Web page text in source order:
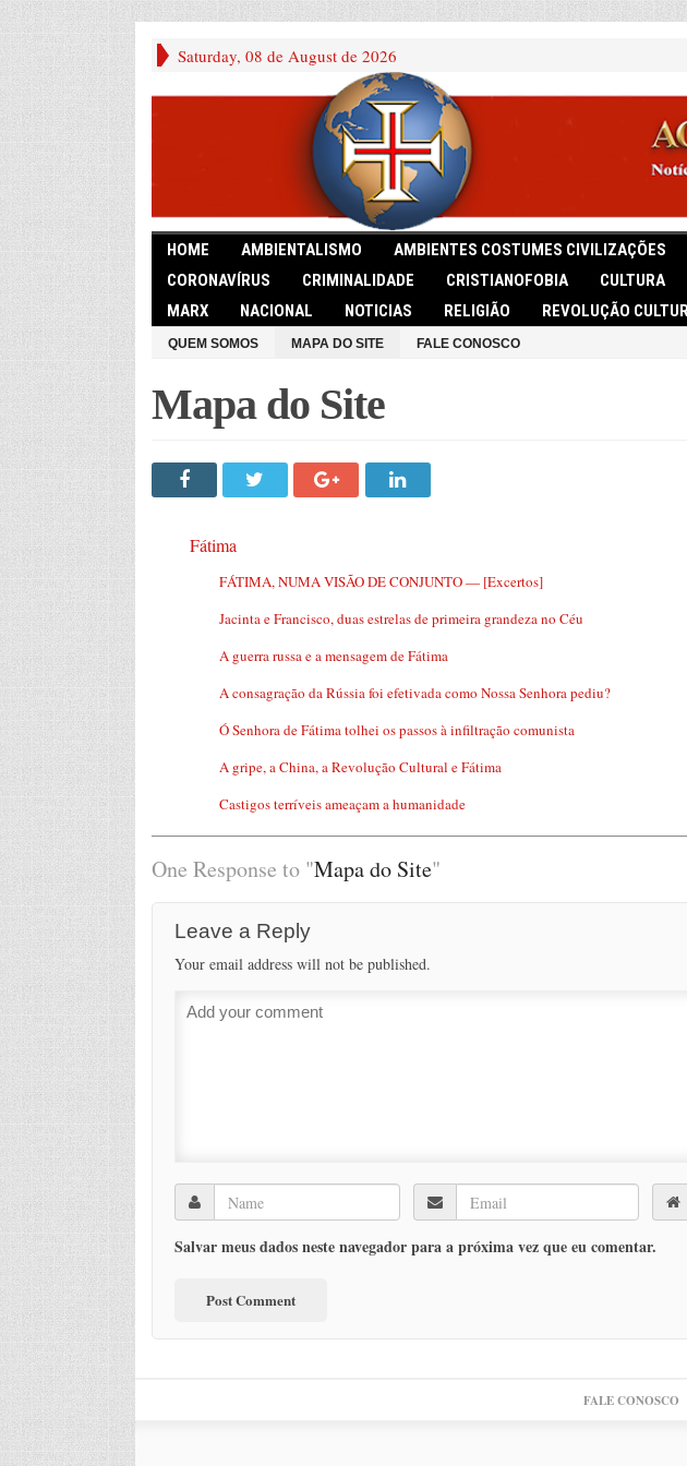
Saturday, 08 de August de 2026
HOME AMBIENTALISMO AMBIENTES COSTUMES CIVILIZAÇÕES
CORONAVÍRUS
CRIMINALIDADE CRISTIANOFOBIA CULTURA
MARX
NACIONAL NOTICIAS RELIGIÃO REVOLUÇÃO
QUEM SOMOS MAPA DO SITE FALE CONOSCO
Mapa do Site
Fátima
FÁTIMA, NUMA VISÃO DE CONJUNTO — [Excertos]
Jacinta e Francisco, duas estrelas de primeira grandeza no Céu
A guerra russa e a mensagem de Fátima
A consagração da Rússia foi efetivada como Nossa Senhora pediu?
Ó Senhora de Fátima tolhei os passos à infiltração comunista
A gripe, a China, a Revolução Cultural e Fátima
Castigos terríveis ameaçam a humanidade
One Response to "Mapa do Site"
Leave a Reply
Your email address will not be published.
Salvar meus dados neste navegador para a próxima vez que eu comentar.
FALE CONOSCO